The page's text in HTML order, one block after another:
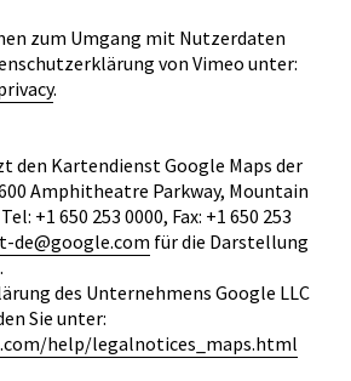
zum Umgang mit Nutzerdaten
von Vimeo unter:
.
den Kartendienst Google Maps der
Amphitheatre Parkway, Mountain
+1 650 253 0000, Fax: +1 650 253
de@google.com für die Darstellung
des Unternehmens Google LLC
Sie unter:
help/legalnotices_maps.html